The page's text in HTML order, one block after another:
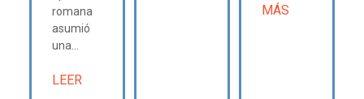
romana
asumió
una...
LEER
MÁS